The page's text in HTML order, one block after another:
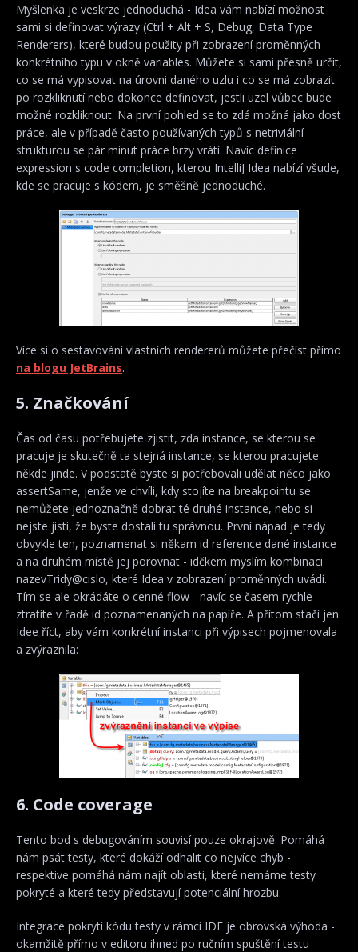
Myšlenka je veskrze jednoduchá - Idea vám nabízí možnost
sami si definovat výrazy (Ctrl + Alt + S, Debug, Data Type
Renderers), které budou použity při zobrazení proměnných
konkrétního typu v okně variables. Můžete si sami přesně určit,
co se má vypisovat na úrovni daného uzlu i co se má zobrazit
po rozkliknutí nebo dokonce definovat, jestli uzel vůbec bude
možné rozkliknout. Na první pohled se to zdá možná jako dost
práce, ale v případě často používaných typů s netriviální
strukturou se pár minut práce brzy vrátí. Navíc definice
expression s code completion, kterou IntelliJ Idea nabízí všude,
kde se pracuje s kódem, je směšně jednoduché.
Více si o sestavování vlastních rendererů můžete přečíst přímo
na blogu JetBrains.
5. Značkování
Čas od času potřebujete zjistit, zda instance, se kterou se
pracuje je skutečně ta stejná instance, se kterou pracujete
někde jinde. V podstatě byste si potřebovali udělat něco jako
assertSame, jenže ve chvíli, kdy stojíte na breakpointu se
nemůžete jednoznačně dobrat té druhé instance, nebo si
nejste jisti, že byste dostali tu správnou. První nápad je tedy
obvykle ten, poznamenat si někam id reference dané instance
a na druhém místě jej porovnat - idčkem myslím kombinaci
nazevTridy@cislo, které Idea v zobrazení proměnných uvádí.
Tím se ale okrádáte o cenné flow - navíc se časem rychle
ztratíte v řadě id poznamenaných na papíře. A přitom stačí jen
Idee říct, aby vám konkrétní instanci při výpisech pojmenovala
a zvýraznila:
6. Code coverage
Tento bod s debugováním souvisí pouze okrajově. Pomáhá
nám psát testy, které dokáží odhalit co nejvíce chyb -
respektive pomáhá nám najít oblasti, které nemáme testy
pokryté a které tedy představují potenciální hrozbu.
Integrace pokrytí kódu testy v rámci IDE je obrovská výhoda -
okamžitě přímo v editoru ihned po ručním spuštění testu